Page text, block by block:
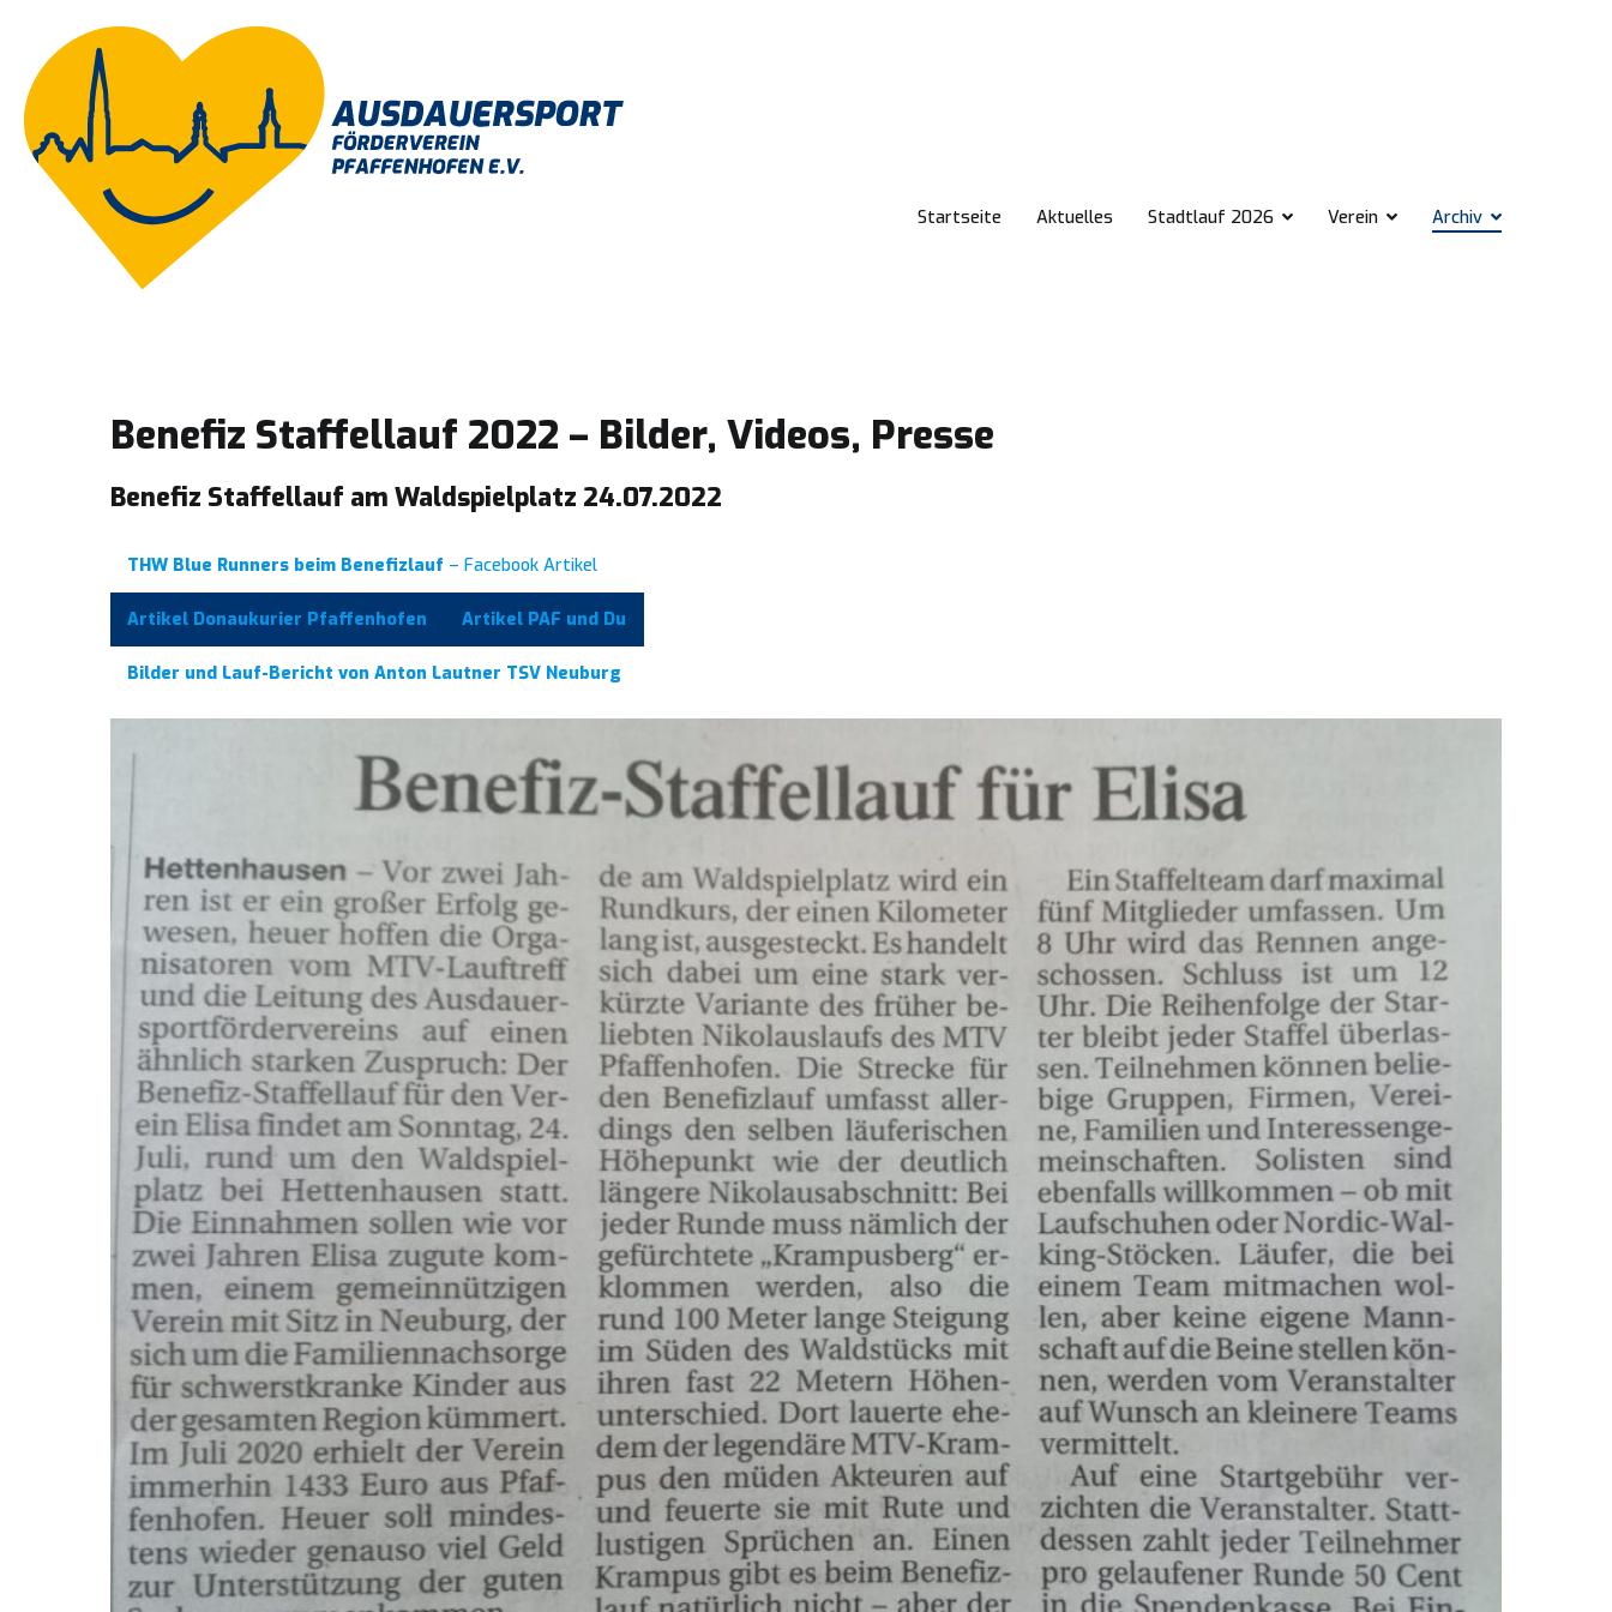
springen
Startseite Aktuelles Stadtlauf 2026 Verein Archiv
Benefiz Staffellauf 2022 – Bilder, Videos, Presse
Benefiz Staffellauf am Waldspielplatz 24.07.2022
THW Blue Runners beim Benefizlauf – Facebook Artikel
Artikel Donaukurier Pfaffenhofen Artikel PAF und Du
Bilder und Lauf-Bericht von Anton Lautner TSV Neuburg